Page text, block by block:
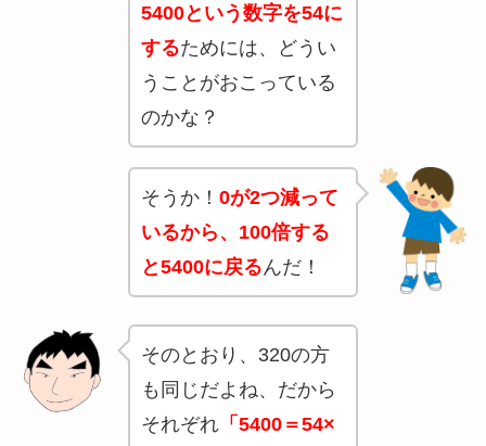
5400という数字を54に
するためには、どうい
うことがおこっている
のかな？
そうか！ 0が2つ減って
いるから、100倍する
と5400に戻るんだ！
そのとおり、320の方
も同じだよね、だから
それぞれ「5400＝54×